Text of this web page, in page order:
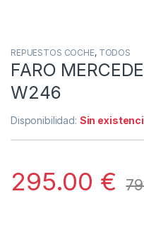
REPUESTOS COCHE, TODOS
FARO
W246
Disponibilidad: Sin
295.00 €